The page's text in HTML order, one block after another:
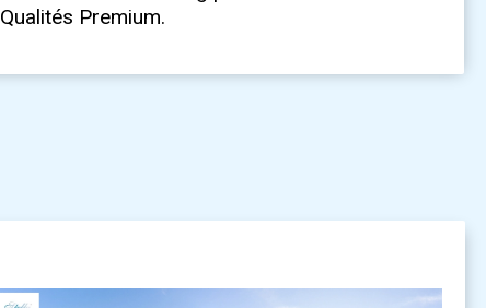
Qualités Premium.